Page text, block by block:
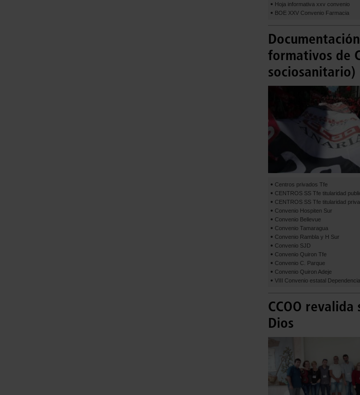
Hoja informativa xxv convenio
BOE XXV Convenio Farmacia
formativos de
sociosanitario)
Centros privados Tfe
CENTROS SS Tfe titularidad
CENTROS SS Tfe titularidad
Convenio Hospiten Sur
Convenio Bellevue
Convenio Tamaragua
Convenio Rambla y H Sur
Convenio SJD
Convenio Quiron Tfe
Convenio C. Parque
Convenio Quiron Adeje
VIII Convenio estatal Dependencia
CCOO
Dios